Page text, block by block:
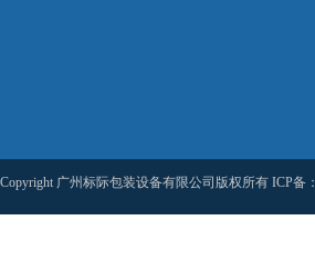
Copyright 广州标际包装设备有限公司版权所有 ICP备：